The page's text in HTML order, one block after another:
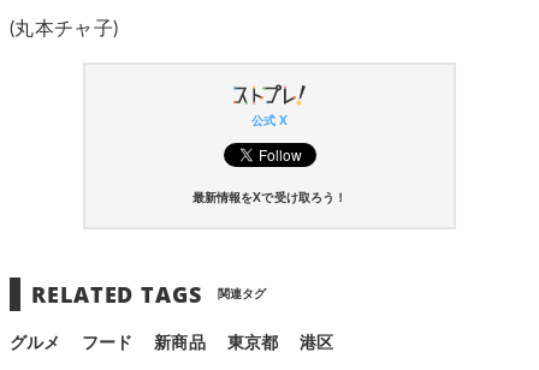
(丸本チャ子)
公式 X
最新情報をXで受け取ろう！
RELATED TAGS 関連タグ
グルメ フード 新商品 東京都 港区